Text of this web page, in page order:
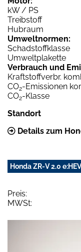
kW / PS
Treibstoff
Hubraum
Umweltnormen:
Schadstoffklasse
Umweltplakette
Verbrauch und
Kraftstoffverbr.
CO2-Emissionen
CO2-Klasse
Standort
Details zum
Honda ZR-V 2.0
Preis:
MWSt: